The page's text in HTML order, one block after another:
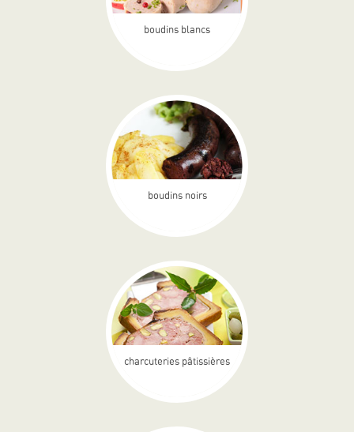
boudins blancs
boudins noirs
charcuteries pâtissières